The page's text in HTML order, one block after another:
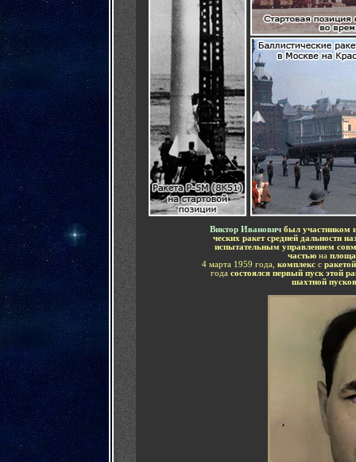
Виктор Иванович был участником
ческих ракет средней дальности
испытательным управлением
частью на
4 марта 1959 года, комплекс с
года состоялся первый пуск этой
шахтной